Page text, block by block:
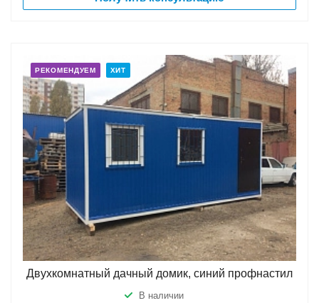
РЕКОМЕНДУЕМ ХИТ
Двухкомнатный дачный домик, синий профнастил
В наличии